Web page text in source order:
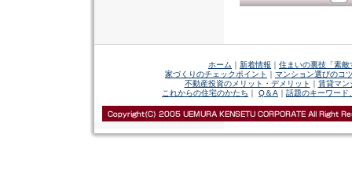
ホーム ｜ 新着情報 ｜ 住まいの裏技「素敵
家づくりのチェックポイント ｜ マンション選びのコ
不動産投資のメリット・デメリット ｜ 賃貸マン
これからの住宅のかたち ｜ Q＆A ｜ 話題のキーワード